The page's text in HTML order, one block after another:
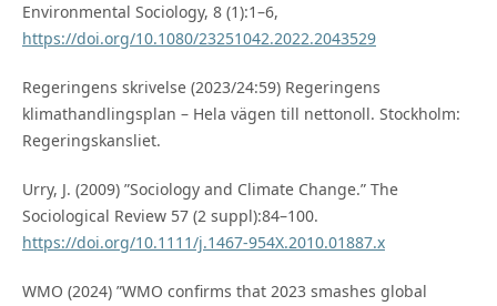
Environmental Sociology, 8 (1):1–6,
https://doi.org/10.1080/23251042.2022.2043529
Regeringens skrivelse (2023/24:59) Regeringens
klimathandlingsplan – Hela vägen till nettonoll. Stockholm:
Regeringskansliet.
Urry, J. (2009) ”Sociology and Climate Change.” The
Sociological Review 57 (2 suppl):84–100.
https://doi.org/10.1111/j.1467-954X.2010.01887.x
WMO (2024) ”WMO confirms that 2023 smashes global